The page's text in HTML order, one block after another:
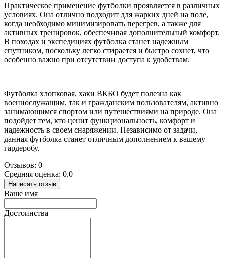
Практическое применение футболки проявляется в различных
условиях. Она отлично подходит для жарких дней на поле,
когда необходимо минимизировать перегрев, а также для
активных тренировок, обеспечивая дополнительный комфорт.
В походах и экспедициях футболка станет надежным
спутником, поскольку легко стирается и быстро сохнет, что
особенно важно при отсутствии доступа к удобствам.
Футболка хлопковая, хаки ВКБО будет полезна как
военнослужащим, так и гражданским пользователям, активно
занимающимся спортом или путешествиями на природе. Она
подойдет тем, кто ценит функциональность, комфорт и
надежность в своем снаряжении. Независимо от задачи,
данная футболка станет отличным дополнением к вашему
гардеробу.
Отзывов: 0
Средняя оценка: 0.0
Написать отзыв
Ваше имя
Достоинства